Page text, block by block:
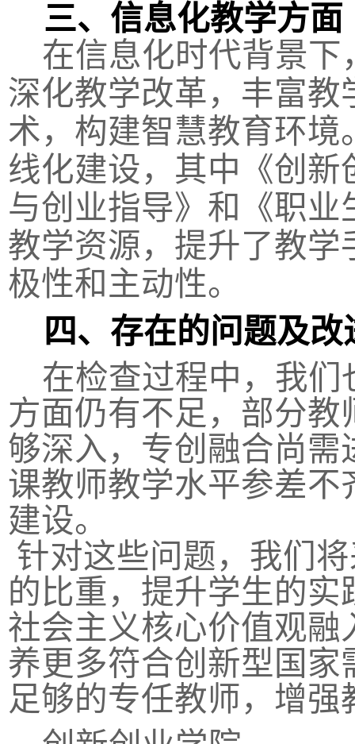
三、信息化教学方面
在信息化时代背景
深化教学改革，丰富
术，构建智慧教育环
线化建设，其中《创
与创业指导》和《职
教学资源，提升了教
极性和主动性。
四、存在的问题及改
在检查过程中，我
方面仍有不足，部分
够深入，专创融合尚
课教师教学水平参差
建设。
针对这些问题，我们
的比重，提升学生的
社会主义核心价值观
养更多符合创新型国
足够的专任教师，增强